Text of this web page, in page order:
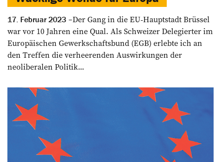
17. Februar 2023
Der Gang in die EU-Hauptstadt Brüssel
war vor 10 Jahren eine Qual. Als Schweizer Delegierter im
Europäischen Gewerkschaftsbund (EGB) erlebte ich an
den Treffen die verheerenden Auswirkungen der
neoliberalen Politik...